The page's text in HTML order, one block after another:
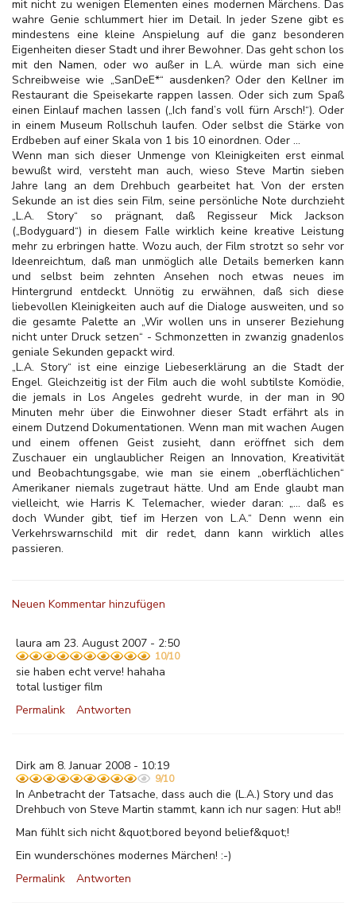
mit nicht zu wenigen Elementen eines modernen Märchens. Das
wahre Genie schlummert hier im Detail. In jeder Szene gibt es
mindestens eine kleine Anspielung auf die ganz besonderen
Eigenheiten dieser Stadt und ihrer Bewohner. Das geht schon los
mit den Namen, oder wo außer in L.A. würde man sich eine
Schreibweise wie „SanDeE*“ ausdenken? Oder den Kellner im
Restaurant die Speisekarte rappen lassen. Oder sich zum Spaß
einen Einlauf machen lassen („Ich fand’s voll fürn Arsch!“). Oder
in einem Museum Rollschuh laufen. Oder selbst die Stärke von
Erdbeben auf einer Skala von 1 bis 10 einordnen. Oder ...
Wenn man sich dieser Unmenge von Kleinigkeiten erst einmal
bewußt wird, versteht man auch, wieso Steve Martin sieben
Jahre lang an dem Drehbuch gearbeitet hat. Von der ersten
Sekunde an ist dies sein Film, seine persönliche Note durchzieht
„L.A. Story“ so prägnant, daß Regisseur Mick Jackson
(„Bodyguard“) in diesem Falle wirklich keine kreative Leistung
mehr zu erbringen hatte. Wozu auch, der Film strotzt so sehr vor
Ideenreichtum, daß man unmöglich alle Details bemerken kann
und selbst beim zehnten Ansehen noch etwas neues im
Hintergrund entdeckt. Unnötig zu erwähnen, daß sich diese
liebevollen Kleinigkeiten auch auf die Dialoge ausweiten, und so
die gesamte Palette an „Wir wollen uns in unserer Beziehung
nicht unter Druck setzen“ - Schmonzetten in zwanzig gnadenlos
geniale Sekunden gepackt wird.
„L.A. Story“ ist eine einzige Liebeserklärung an die Stadt der
Engel. Gleichzeitig ist der Film auch die wohl subtilste Komödie,
die jemals in Los Angeles gedreht wurde, in der man in 90
Minuten mehr über die Einwohner dieser Stadt erfährt als in
einem Dutzend Dokumentationen. Wenn man mit wachen Augen
und einem offenen Geist zusieht, dann eröffnet sich dem
Zuschauer ein unglaublicher Reigen an Innovation, Kreativität
und Beobachtungsgabe, wie man sie einem „oberflächlichen“
Amerikaner niemals zugetraut hätte. Und am Ende glaubt man
vielleicht, wie Harris K. Telemacher, wieder daran: „... daß es
doch Wunder gibt, tief im Herzen von L.A.“ Denn wenn ein
Verkehrswarnschild mit dir redet, dann kann wirklich alles
passieren.
Neuen Kommentar hinzufügen
laura am 23. August 2007 - 2:50
10/10
sie haben echt verve! hahaha
total lustiger film
Permalink
Antworten
Dirk am 8. Januar 2008 - 10:19
9/10
In Anbetracht der Tatsache, dass auch die (L.A.) Story und das
Drehbuch von Steve Martin stammt, kann ich nur sagen: Hut ab!!
Man fühlt sich nicht &quot;bored beyond belief&quot;!
Ein wunderschönes modernes Märchen! :-)
Permalink
Antworten